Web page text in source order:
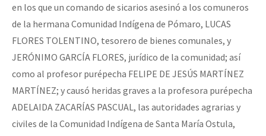
en los que un comando de sicarios asesinó a los comuneros
de la hermana Comunidad Indígena de Pómaro, LUCAS
FLORES TOLENTINO, tesorero de bienes comunales, y
JERÓNIMO GARCÍA FLORES, jurídico de la comunidad; así
como al profesor purépecha FELIPE DE JESÚS MARTÍNEZ
MARTÍNEZ; y causó heridas graves a la profesora purépecha
ADELAIDA ZACARÍAS PASCUAL, las autoridades agrarias y
civiles de la Comunidad Indígena de Santa María Ostula,